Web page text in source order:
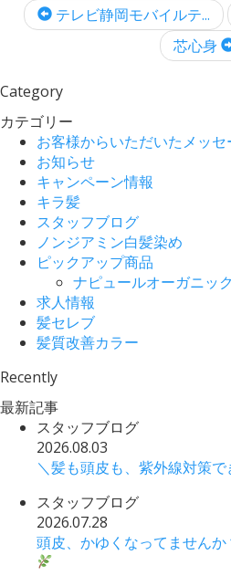
テレビ静岡モバイルテ...
芯心身
Category
カテゴリー
お客様からいただいたメッセ
お知らせ
キャンペーン情報
キラ髪
スタッフブログ
ノンジアミン白髪染め
ピックアップ商品
ナピュールオーガニッ
求人情報
髪セレブ
髪質改善カラー
Recently
最新記事
スタッフブログ
2026.08.03
＼髪も頭皮も、紫外線対策で
スタッフブログ
2026.07.28
頭皮、かゆくなってません